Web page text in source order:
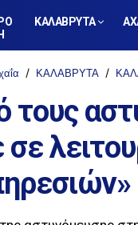
ΡΟ
Η
ΚΑΛΑΒΡΥΤΑ
ΚΑΛΑΒΡΥΤΑ
τους